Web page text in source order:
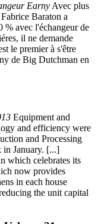
Earny Avec plus
Baraton a
% avec l'échangeur de
il ne demande
le premier à s'être
de Big Dutchman en
Equipment and
and efficiency were
and Processing
in January. [...]
which celebrates its
now provides
in each house
the unit capital